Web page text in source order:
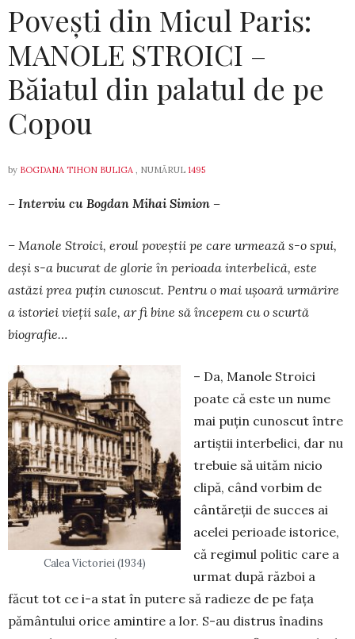
Povești din Micul Paris:
MANOLE STROICI –
Băiatul din palatul de pe
Copou
by BOGDANA TIHON BULIGA , NUMĂRUL 1495
– Interviu cu Bogdan Mihai Simion –
– Manole Stroici, eroul poveştii pe care ur­mează s-o spui,
deşi s-a bucurat de glorie în pe­rioada interbelică, este
astăzi prea puţin cu­noscut. Pentru o mai uşoară urmărire
a istoriei vieţii sale, ar fi bine să începem cu o scurtă
biografie…
Calea Victoriei (1934)
– Da, Manole Stroici
poa­te că este un nume
mai puţin cunoscut între
artiştii inter­belici, dar nu
trebuie să uităm nicio
clipă, când vorbim de
cân­tăreţii de succes ai
acelei pe­rioade is­torice,
că re­gimul po­litic care a
urmat după război a
făcut tot ce i-a stat în putere să radieze de pe faţa
pământului orice amin­tire a lor. S-au distrus înadins